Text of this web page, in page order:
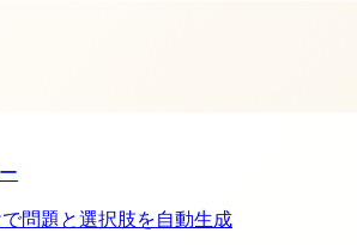
問題と選択肢を自動生成